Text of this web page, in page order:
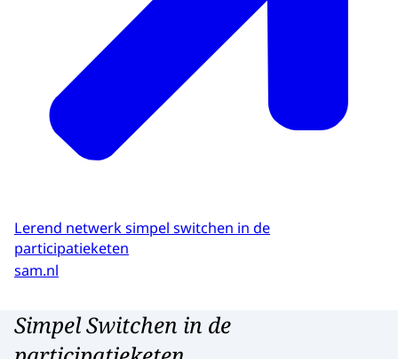
Lerend netwerk simpel switchen in de
participatieketen
sam.nl
Simpel Switchen in de